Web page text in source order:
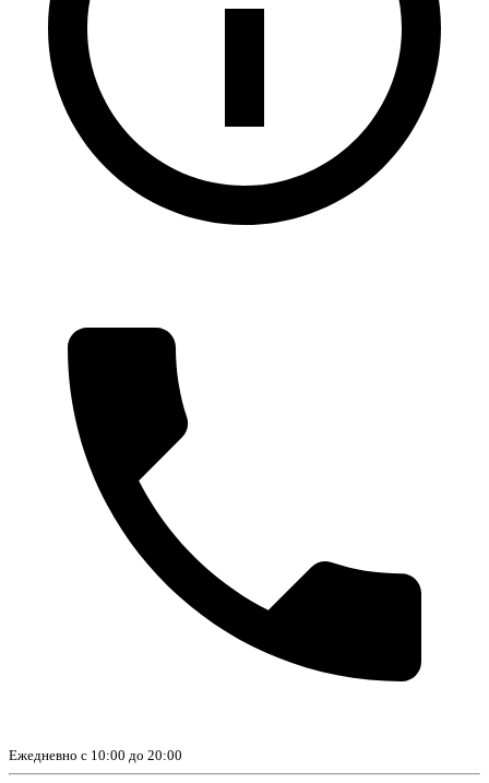
Ежедневно с 10:00 до 20:00